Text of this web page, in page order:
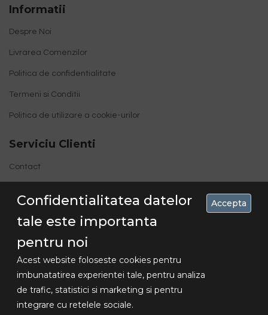
Concediu 30.07-16.08 , livrarile se vor
Informatii
Despre Noi
Livrarea Comenzilor
Politica de confidentialitate
Termeni si Conditii
Politica de utilizare a cookie-urilor
Serviciu Clienti
Contact
Confidentialitatea datelor
tale este importanta
pentru noi
Acest website foloseste cookies pentru
imbunatatirea experientei tale, pentru analiza
de trafic, statistici si marketing si pentru
integrare cu retelele sociale.
Accepta